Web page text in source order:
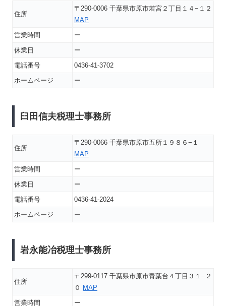
住所
〒290-0006 千葉県市原市若宮２丁目１４−１２
MAP
営業時間
ー
休業日
ー
電話番号
0436-41-3702
ホームページ
ー
臼田信夫税理士事務所
住所
〒290-0066 千葉県市原市五所１９８６−１
MAP
営業時間
ー
休業日
ー
電話番号
0436-41-2024
ホームページ
ー
岩永能冶税理士事務所
住所
〒299-0117 千葉県市原市青葉台４丁目３１−２
０ MAP
営業時間
ー